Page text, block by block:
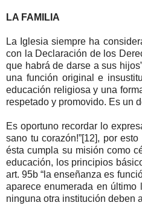
LA FAMILIA
La Iglesia siempre ha
con la Declaración de los
que habrá de darse a sus
una función original e
educación religiosa y una
respetado y promovido. Es un
Es oportuno recordar lo
sano tu corazón!”[12], por
ésta cumpla su misión como
educación, los principios
art. 95b “la enseñanza es
aparece enumerada en
ninguna otra institución deben